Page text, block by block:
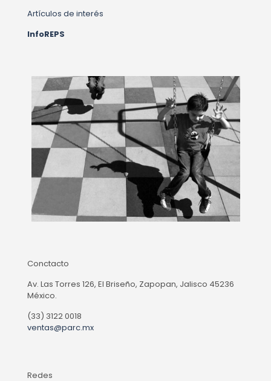
Artículos de interés
InfoREPS
Conctacto
Av. Las Torres 126, El Briseño, Zapopan, Jalisco 45236
México.
(33) 3122 0018
ventas@parc.mx
Redes